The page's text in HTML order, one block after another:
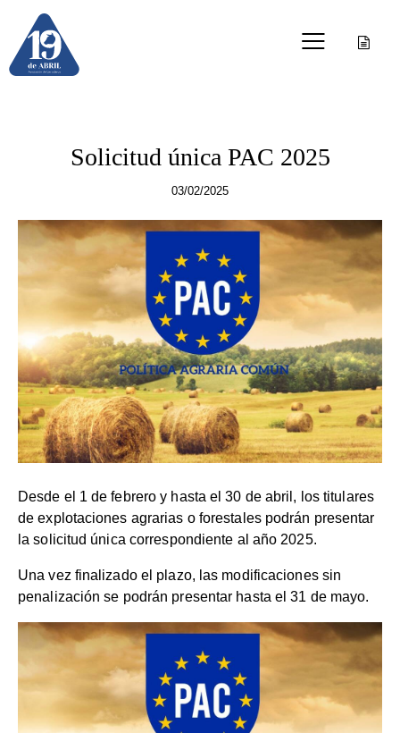
Solicitud única PAC 2025
03/02/2025
Desde el 1 de febrero y hasta el 30 de abril, los titulares
de explotaciones agrarias o forestales podrán presentar
la solicitud única correspondiente al año 2025.
Una vez finalizado el plazo, las modificaciones sin
penalización se podrán presentar hasta el 31 de mayo.